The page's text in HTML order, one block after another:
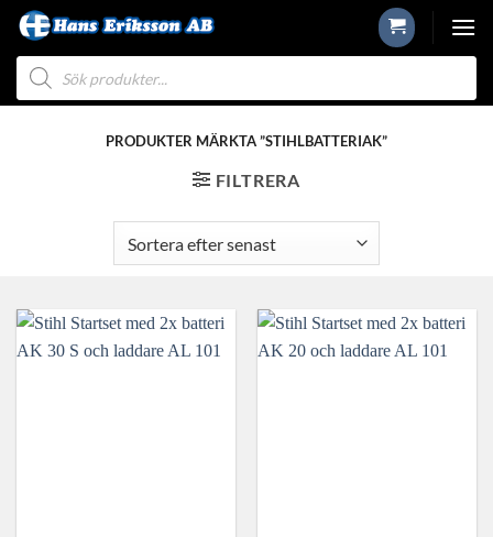
Skip
content
Produktsökning
PRODUKTER MÄRKTA ”STIHLBATTERIAK”
FILTRERA